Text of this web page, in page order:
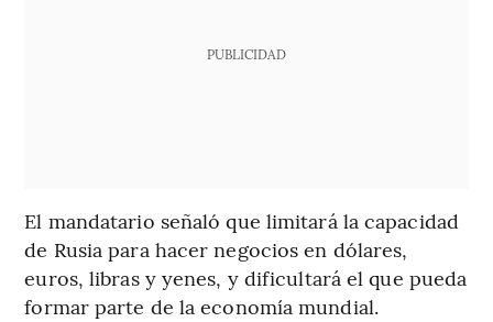
PUBLICIDAD
El mandatario señaló que limitará la capacidad
de Rusia para hacer negocios en dólares,
euros, libras y yenes, y dificultará el que pueda
formar parte de la economía mundial.